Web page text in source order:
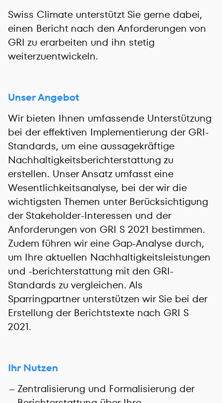
Swiss Climate unterstützt Sie gerne dabei,
einen Bericht nach den Anforderungen von
GRI zu erarbeiten und ihn stetig
weiterzuentwickeln.
Unser Angebot
Wir bieten Ihnen umfassende Unterstützung
bei der effektiven Implementierung der GRI-
Standards, um eine aussagekräftige
Nachhaltigkeitsberichterstattung zu
erstellen. Unser Ansatz umfasst eine
Wesentlichkeitsanalyse, bei der wir die
wichtigsten Themen unter Berücksichtigung
der Stakeholder-Interessen und der
Anforderungen von GRI S 2021 bestimmen.
Zudem führen wir eine Gap-Analyse durch,
um Ihre aktuellen Nachhaltigkeitsleistungen
und -berichterstattung mit den GRI-
Standards zu vergleichen. Als
Sparringpartner unterstützen wir Sie bei der
Erstellung der Berichtstexte nach GRI S
2021.
Ihr Nutzen
Zentralisierung und Formalisierung der